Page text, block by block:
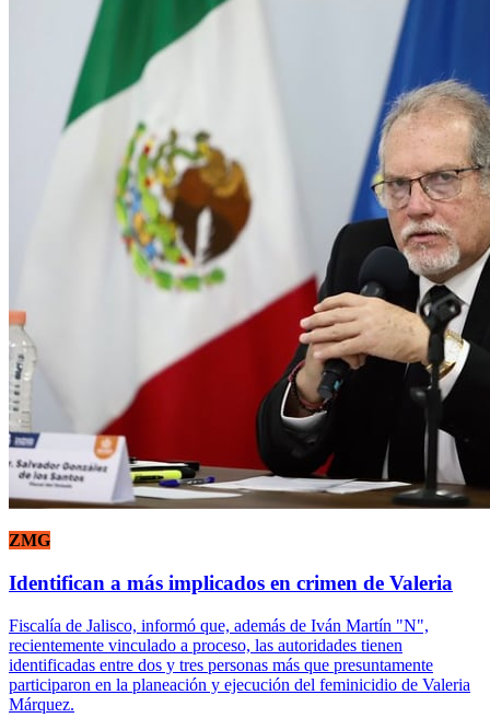
ZMG
Identifican a más implicados en crimen de Valeria
Fiscalía de Jalisco, informó que, además de Iván Martín "N",
recientemente vinculado a proceso, las autoridades tienen
identificadas entre dos y tres personas más que presuntamente
participaron en la planeación y ejecución del feminicidio de Valeria
Márquez.